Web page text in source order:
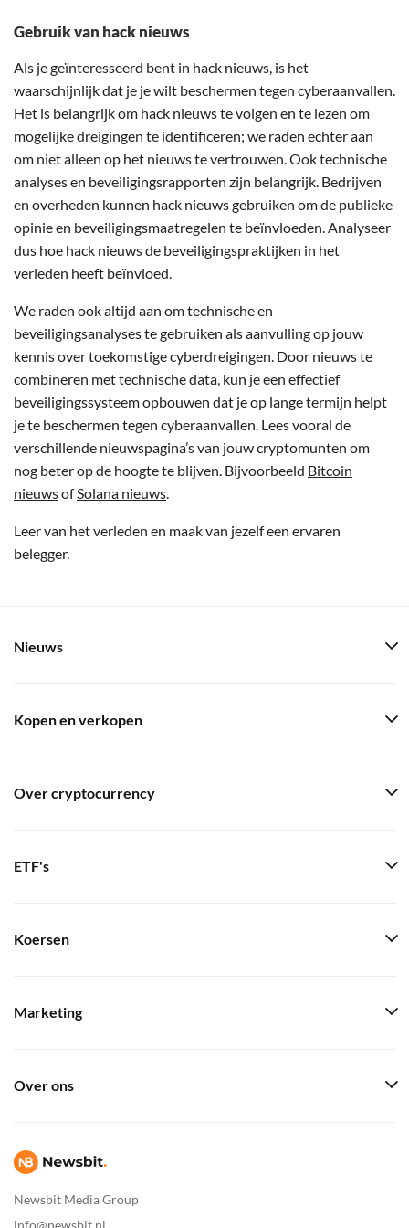
Gebruik van hack nieuws
Als je geïnteresseerd bent in hack nieuws, is het
waarschijnlijk dat je je wilt beschermen tegen cyberaanvallen.
Het is belangrijk om hack nieuws te volgen en te lezen om
mogelijke dreigingen te identificeren; we raden echter aan
om niet alleen op het nieuws te vertrouwen. Ook technische
analyses en beveiligingsrapporten zijn belangrijk. Bedrijven
en overheden kunnen hack nieuws gebruiken om de publieke
opinie en beveiligingsmaatregelen te beïnvloeden. Analyseer
dus hoe hack nieuws de beveiligingspraktijken in het
verleden heeft beïnvloed.
We raden ook altijd aan om technische en
beveiligingsanalyses te gebruiken als aanvulling op jouw
kennis over toekomstige cyberdreigingen. Door nieuws te
combineren met technische data, kun je een effectief
beveiligingssysteem opbouwen dat je op lange termijn helpt
je te beschermen tegen cyberaanvallen. Lees vooral de
verschillende nieuwspagina’s van jouw cryptomunten om
nog beter op de hoogte te blijven. Bijvoorbeeld Bitcoin
nieuwsofSolana nieuws.
Leer van het verleden en maak van jezelf een ervaren
belegger.
Newsbit Media Group
info@newsbit.nl
Nieuws
Kopen en verkopen
Over cryptocurrency
ETF's
Koersen
Marketing
Over ons